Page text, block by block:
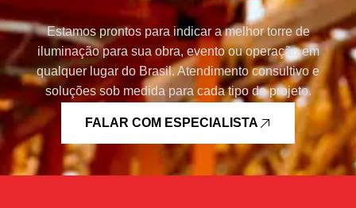
Estamos prontos para indicar a melhor torre de
iluminação para sua obra, evento ou operação em
qualquer lugar do Brasil. Atendimento consultivo e
soluções sob medida para cada tipo de projeto.
FALAR COM ESPECIALISTA